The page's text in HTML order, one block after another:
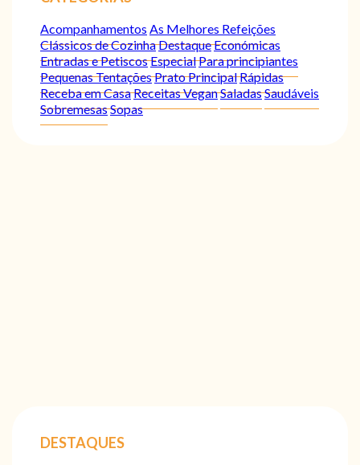
Acompanhamentos As Melhores Refeições
Clássicos de CozinhaDestaqueEconómicas
Entradas e PetiscosEspecialPara principiantes
Pequenas TentaçõesPrato PrincipalRápidas
Receba em CasaReceitas VeganSaladasSaudáveis
SobremesasSopas
DESTAQUES